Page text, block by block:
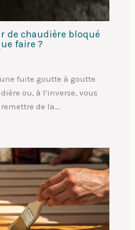
de chaudière bloqué
faire ?
fuite goutte à goutte
ou, à l’inverse, vous
de la…